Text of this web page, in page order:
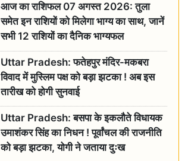
आज का राशिफल 07 अगस्त 2026: तुला
समेत इन राशियों को मिलेगा भाग्य का साथ, जानें
सभी 12 राशियों का दैनिक भाग्यफल
Uttar Pradesh: फतेहपुर मंदिर-मकबरा
विवाद में मुस्लिम पक्ष को बड़ा झटका ! अब इस
तारीख को होगी सुनवाई
Uttar Pradesh: बसपा के इकलौते विधायक
उमाशंकर सिंह का निधन ! पूर्वांचल की राजनीति
को बड़ा झटका, योगी ने जताया दुःख